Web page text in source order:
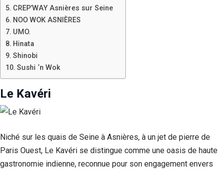
CREP’WAY Asnières sur Seine
NOO WOK ASNIÈRES
UMO.
Hinata
Shinobi
Sushi ‘n Wok
Le Kavéri
Niché sur les quais de Seine à Asnières, à un jet de pierre de
Paris Ouest, Le Kavéri se distingue comme une oasis de haute
gastronomie indienne, reconnue pour son engagement envers